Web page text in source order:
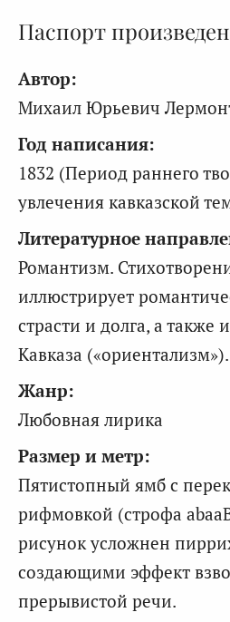
Паспорт
Автор:
Михаил Юрьевич
Год написания:
1832 (Период раннего
увлечения кавказской
Литературное
Романтизм.
иллюстрирует
страсти и долга, а также
Кавказа («ориентализм»).
Жанр:
Любовная лирика
Размер и метр:
Пятистопный ямб с
рифмовкой (строфа
рисунок усложнен
создающими эффект
прерывистой речи.